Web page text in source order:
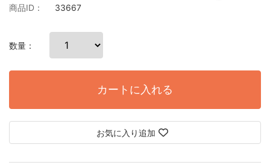
商品ID： 33667
数量：
カートに入れる
お気に入り追加